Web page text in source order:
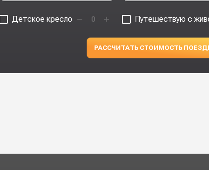
Детское кресло 0 Путешествую с
РАССЧИТАТЬ СТОИМОСТЬ